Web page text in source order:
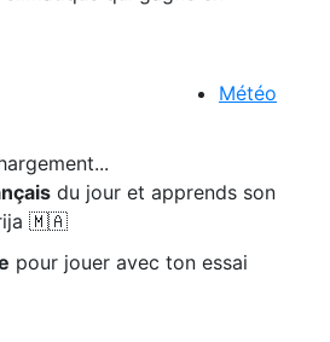
Météo
du jour et apprends son
🇲🇦
pour jouer avec ton essai